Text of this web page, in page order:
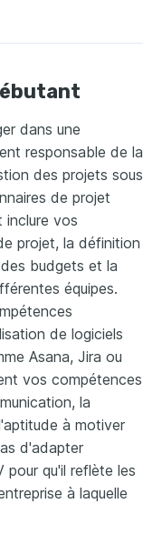
dans une
responsable de la
des projets sous
de projet
inclure vos
projet, la définition
budgets et la
équipes.
de logiciels
Asana, Jira ou
vos compétences
la
à motiver
d'adapter
pour qu'il reflète les
à laquelle